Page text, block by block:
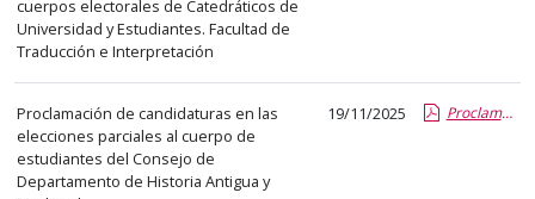
primera
columna
el
título
del
anuncio,
en
cuerpos electorales de Catedráticos de
Universidad y Estudiantes. Facultad de
Traducción e Interpretación
Proclamación de candidaturas en las
elecciones parciales al cuerpo de
estudiantes del Consejo de
Departamento de Historia Antigua y
19/11/2025 Proclamacion de candidaturas en las elecciones parciales al cuerpo de estudiantes del consejo de departamento.report.pdf.pdf